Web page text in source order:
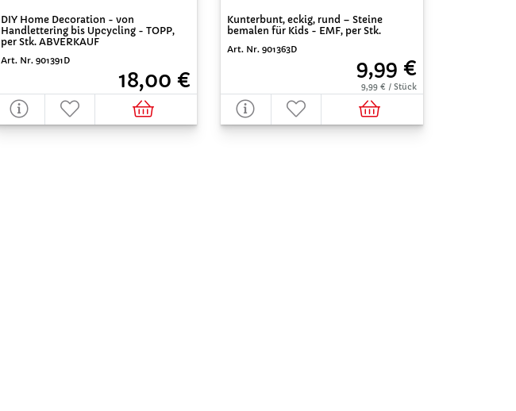
DIY Home Decoration - von
Handlettering bis Upcycling - TOPP,
per Stk. ABVERKAUF
Art. Nr. 901391D
18,00 €
Kunterbunt, eckig, rund – Steine
bemalen für Kids - EMF, per Stk.
Art. Nr. 901363D
9,99 €
9,99 € / Stück